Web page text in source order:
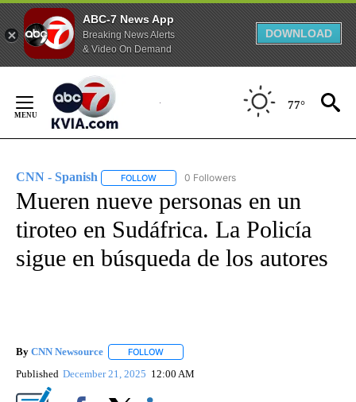
ABC-7 News App
Breaking News Alerts
& Video On Demand
DOWNLOAD
Content
77°
CNN - Spanish FOLLOW FOLLOW "CNN - SPANISH" TO RECEIVE
0 Followers
Mueren nueve personas en un
tiroteo en Sudáfrica. La Policía
sigue en búsqueda de los autores
By CNN Newsource FOLLOW
Published December 21, 2025 12:00 AM